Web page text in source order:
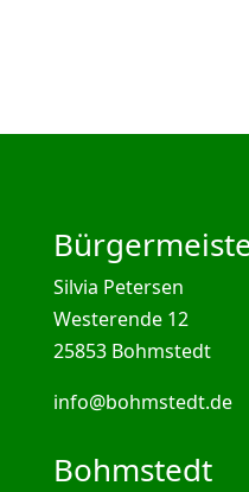
Silvia Petersen
Westerende 12
25853 Bohmstedt
info@bohmstedt.de
Bohmstedt